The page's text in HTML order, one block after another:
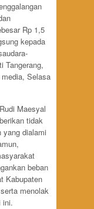
Rp 1,5
kepada
Tangerang,
Selasa
Maesyal
tidak
yang dialami
beban
Kabupaten
menolak
ini.